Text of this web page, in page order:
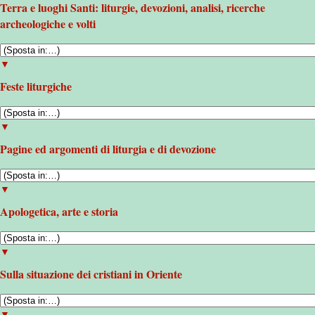
Terra e luoghi Santi: liturgie, devozioni, analisi, ricerche
archeologiche e volti
▼
Feste liturgiche
▼
Pagine ed argomenti di liturgia e di devozione
▼
Apologetica, arte e storia
▼
Sulla situazione dei cristiani in Oriente